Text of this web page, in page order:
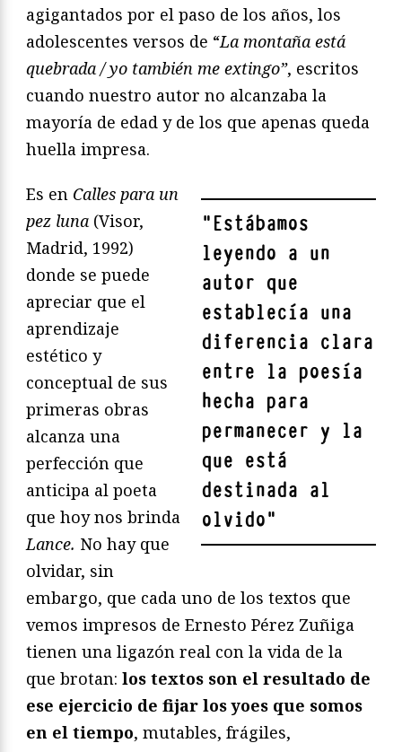
agigantados por el paso de los años, los
adolescentes versos de “La montaña está
quebrada / yo también me extingo”, escritos
cuando nuestro autor no alcanzaba la
mayoría de edad y de los que apenas queda
huella impresa.
"Estábamos
leyendo a un
autor que
establecía una
diferencia clara
entre la poesía
hecha para
permanecer y la
que está
destinada al
olvido"
Es en Calles para un
pez luna (Visor,
Madrid, 1992)
donde se puede
apreciar que el
aprendizaje
estético y
conceptual de sus
primeras obras
alcanza una
perfección que
anticipa al poeta
que hoy nos brinda
Lance. No hay que
olvidar, sin
embargo, que cada uno de los textos que
vemos impresos de Ernesto Pérez Zuñiga
tienen una ligazón real con la vida de la
que brotan: los textos son el resultado de
ese ejercicio de fijar los yoes que somos
en el tiempo, mutables, frágiles,